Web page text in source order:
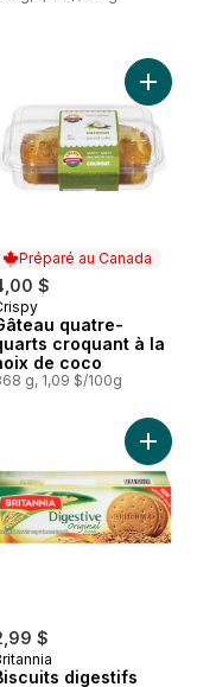
de mangue au panier
Préparé au Canada
$
au Canada
quatre-
croquant à la
de coco
g, 1,09 $/100g
Sev au panier
$
digestifs